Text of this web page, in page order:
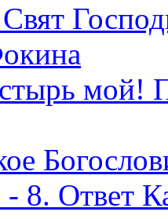
мой!
8. Ответ